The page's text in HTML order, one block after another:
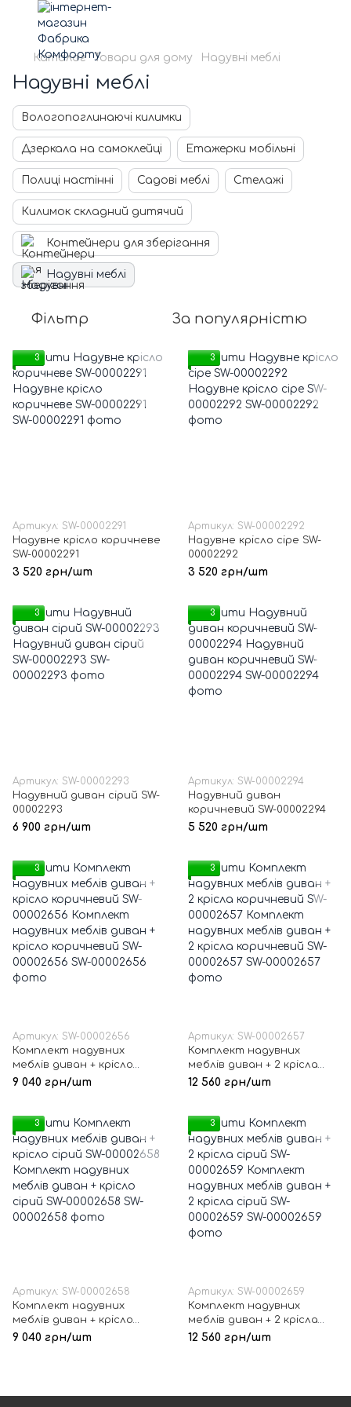
Каталог Товари для дому Надувні меблі
Надувні меблі
Вологопоглинаючі килимки
Дзеркала на самоклейці Етажерки мобільні
Полиці настінні Садові меблі Стелажі
Килимок складний дитячий
Контейнери для зберігання
Надувні меблі
Фільтр За популярністю
3
Артикул: SW-00002291
Надувне крісло коричневе
SW-00002291
3 520 грн/шт
3
Артикул: SW-00002292
Надувне крісло сіре SW-
00002292
3 520 грн/шт
3
Артикул: SW-00002293
Надувний диван сірий SW-
00002293
6 900 грн/шт
3
Артикул: SW-00002294
Надувний диван
коричневий SW-00002294
5 520 грн/шт
3
Артикул: SW-00002656
Комплект надувних
меблів диван + крісло
коричневий SW-00002656
9 040 грн/шт
3
Артикул: SW-00002657
Комплект надувних
меблів диван + 2 крісла
коричневий SW-00002657
12 560 грн/шт
3
Артикул: SW-00002658
Комплект надувних
меблів диван + крісло
сірий SW-00002658
9 040 грн/шт
3
Артикул: SW-00002659
Комплект надувних
меблів диван + 2 крісла
сірий SW-00002659
12 560 грн/шт